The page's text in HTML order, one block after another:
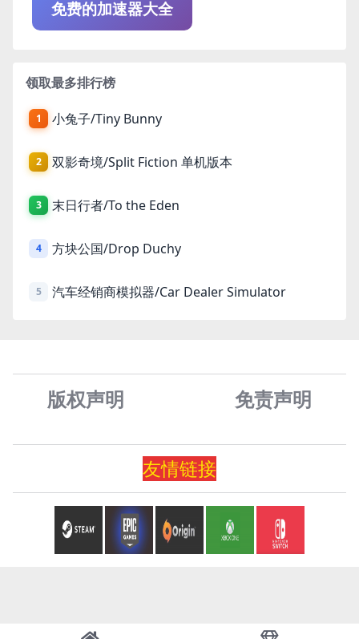
免费的加速器大全
领取最多排行榜
1 小兔子/Tiny Bunny
2 双影奇境/Split Fiction 单机版本
3 末日行者/To the Eden
4 方块公国/Drop Duchy
5 汽车经销商模拟器/Car Dealer Simulator
版权声明 免责声明
友情链接